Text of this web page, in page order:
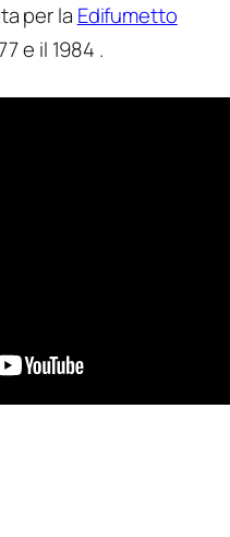
per la Edifumetto
e il 1984 .